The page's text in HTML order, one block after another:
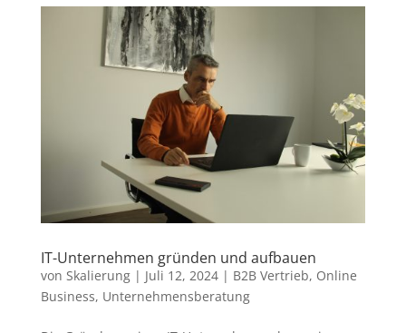
IT-Unternehmen gründen und aufbauen
von Skalierung| Juli 12, 2024| B2B Vertrieb, Online
Business, Unternehmensberatung